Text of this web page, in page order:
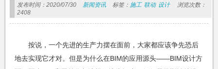
发布时间：2020/07/30 新闻资讯 标签： 施工 联动 设计
浏览次数：
2408
按说，一个先进的生产力摆在面前，大家都应该争先恐后
地去实现它才对。但是为什么在BIM的应用源头——BIM设计方